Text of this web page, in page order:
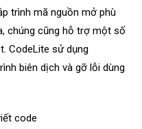
trình mã nguồn mở phù
chúng cũng hỗ trợ một số
CodeLite sử dụng
biên dịch và gỡ lỗi dùng